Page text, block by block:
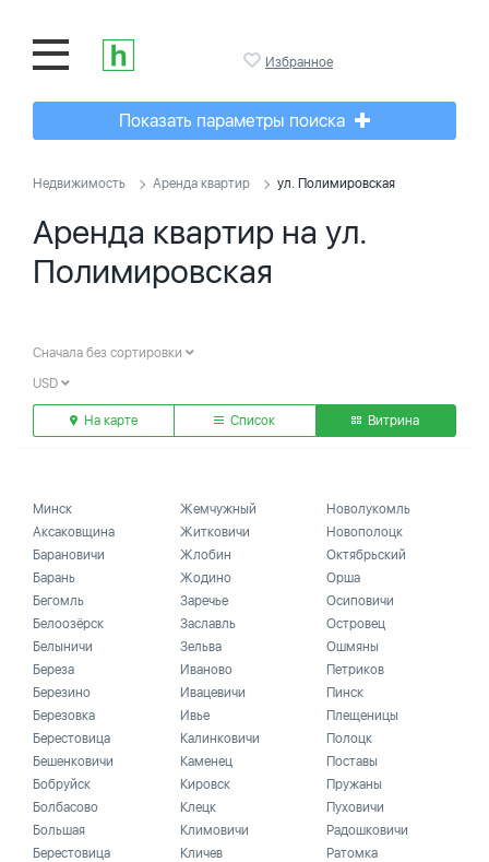
Избранное
Показать параметры поиска
Недвижимость Аренда квартир ул. Полимировская
Аренда квартир на ул.
Полимировская
Сначала без сортировки
USD
На карте Список Витрина
Минск
Аксаковщина
Барановичи
Барань
Бегомль
Белоозёрск
Белыничи
Береза
Березино
Березовка
Берестовица
Бешенковичи
Бобруйск
Болбасово
Большая
Берестовица
Жемчужный
Житковичи
Жлобин
Жодино
Заречье
Заславль
Зельва
Иваново
Ивацевичи
Ивье
Калинковичи
Каменец
Кировск
Клецк
Климовичи
Кличев
Новолукомль
Новополоцк
Октябрьский
Орша
Осиповичи
Островец
Ошмяны
Петриков
Пинск
Плещеницы
Полоцк
Поставы
Пружаны
Пуховичи
Радошковичи
Ратомка